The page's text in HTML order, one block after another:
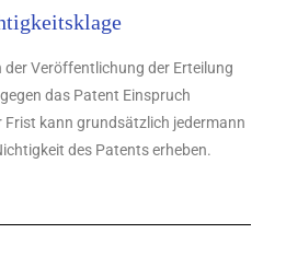
der Veröffentlichung der Erteilung
das Patent Einspruch
Frist kann grundsätzlich jedermann
des Patents erheben.